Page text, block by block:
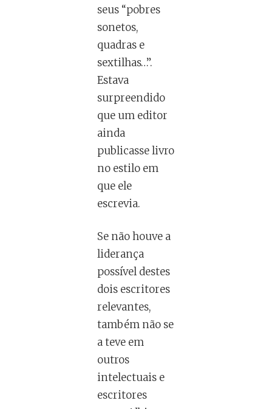
seus “pobres
sonetos,
quadras e
sextilhas…”.
Estava
surpreendido
que um editor
ainda
publicasse livro
no estilo em
que ele
escrevia.
Se não houve a
liderança
possível destes
dois escritores
relevantes,
também não se
a teve em
outros
intelectuais e
escritores